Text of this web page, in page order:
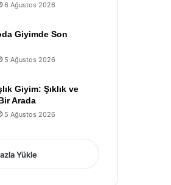
6 Ağustos 2026
Giyimde Son
5 Ağustos 2026
Giyim: Şıklık ve
Arada
5 Ağustos 2026
Yükle